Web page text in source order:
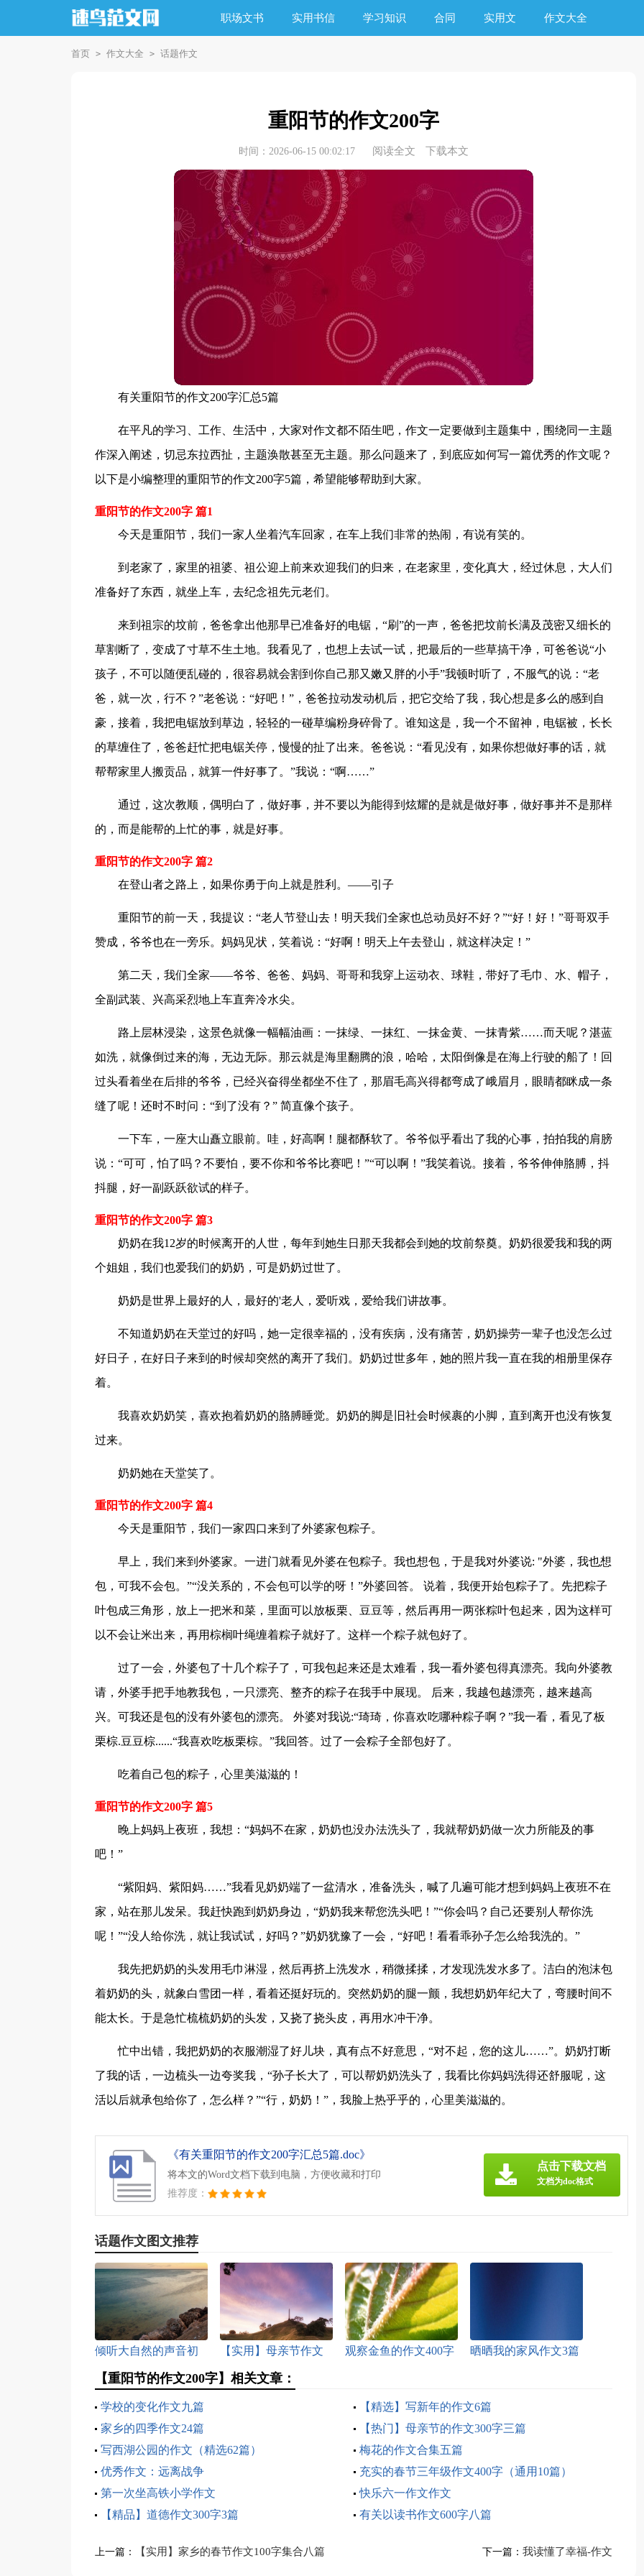
职场文书 实用书信 学习知识 合同 实用文 作文大全
首页 > 作文大全 > 话题作文
重阳节的作文200字
时间：2026-06-15 00:02:17 阅读全文 下载本文
有关重阳节的作文200字汇总5篇
在平凡的学习、工作、生活中，大家对作文都不陌生吧，作文一定要做到主题集中，围绕同一主题
作深入阐述，切忌东拉西扯，主题涣散甚至无主题。那么问题来了，到底应如何写一篇优秀的作文呢？
以下是小编整理的重阳节的作文200字5篇，希望能够帮助到大家。
重阳节的作文200字 篇1
今天是重阳节，我们一家人坐着汽车回家，在车上我们非常的热闹，有说有笑的。
到老家了，家里的祖婆、祖公迎上前来欢迎我们的归来，在老家里，变化真大，经过休息，大人们
准备好了东西，就坐上车，去纪念祖先元老们。
来到祖宗的坟前，爸爸拿出他那早已准备好的电锯，“刷”的一声，爸爸把坟前长满及茂密又细长的
草割断了，变成了寸草不生土地。我看见了，也想上去试一试，把最后的一些草搞干净，可爸爸说“小
孩子，不可以随便乱碰的，很容易就会割到你自己那又嫩又胖的小手”我顿时听了，不服气的说：“老
爸，就一次，行不？”老爸说：“好吧！”，爸爸拉动发动机后，把它交给了我，我心想是多么的感到自
豪，接着，我把电锯放到草边，轻轻的一碰草编粉身碎骨了。谁知这是，我一个不留神，电锯被，长长
的草缠住了，爸爸赶忙把电锯关停，慢慢的扯了出来。爸爸说：“看见没有，如果你想做好事的话，就
帮帮家里人搬贡品，就算一件好事了。”我说：“啊……”
通过，这次教顺，偶明白了，做好事，并不要以为能得到炫耀的是就是做好事，做好事并不是那样
的，而是能帮的上忙的事，就是好事。
重阳节的作文200字 篇2
在登山者之路上，如果你勇于向上就是胜利。——引子
重阳节的前一天，我提议：“老人节登山去！明天我们全家也总动员好不好？”“好！好！”哥哥双手
赞成，爷爷也在一旁乐。妈妈见状，笑着说：“好啊！明天上午去登山，就这样决定！”
第二天，我们全家——爷爷、爸爸、妈妈、哥哥和我穿上运动衣、球鞋，带好了毛巾、水、帽子，
全副武装、兴高采烈地上车直奔冷水尖。
路上层林浸染，这景色就像一幅幅油画：一抹绿、一抹红、一抹金黄、一抹青紫……而天呢？湛蓝
如洗，就像倒过来的海，无边无际。那云就是海里翻腾的浪，哈哈，太阳倒像是在海上行驶的船了！回
过头看着坐在后排的爷爷，已经兴奋得坐都坐不住了，那眉毛高兴得都弯成了峨眉月，眼睛都眯成一条
缝了呢！还时不时问：“到了没有？” 简直像个孩子。
一下车，一座大山矗立眼前。哇，好高啊！腿都酥软了。爷爷似乎看出了我的心事，拍拍我的肩膀
说：“可可，怕了吗？不要怕，要不你和爷爷比赛吧！”“可以啊！”我笑着说。接着，爷爷伸伸胳膊，抖
抖腿，好一副跃跃欲试的样子。
重阳节的作文200字 篇3
奶奶在我12岁的时候离开的人世，每年到她生日那天我都会到她的坟前祭奠。奶奶很爱我和我的两
个姐姐，我们也爱我们的奶奶，可是奶奶过世了。
奶奶是世界上最好的人，最好的'老人，爱听戏，爱给我们讲故事。
不知道奶奶在天堂过的好吗，她一定很幸福的，没有疾病，没有痛苦，奶奶操劳一辈子也没怎么过
好日子，在好日子来到的时候却突然的离开了我们。奶奶过世多年，她的照片我一直在我的相册里保存
着。
我喜欢奶奶笑，喜欢抱着奶奶的胳膊睡觉。奶奶的脚是旧社会时候裹的小脚，直到离开也没有恢复
过来。
奶奶她在天堂笑了。
重阳节的作文200字 篇4
今天是重阳节，我们一家四口来到了外婆家包粽子。
早上，我们来到外婆家。一进门就看见外婆在包粽子。我也想包，于是我对外婆说: "外婆，我也想
包，可我不会包。”“没关系的，不会包可以学的呀！”外婆回答。 说着，我便开始包粽子了。先把粽子
叶包成三角形，放上一把米和菜，里面可以放板栗、豆豆等，然后再用一两张粽叶包起来，因为这样可
以不会让米出来，再用棕榈叶绳缠着粽子就好了。这样一个粽子就包好了。
过了一会，外婆包了十几个粽子了，可我包起来还是太难看，我一看外婆包得真漂亮。我向外婆教
请，外婆手把手地教我包，一只漂亮、整齐的粽子在我手中展现。 后来，我越包越漂亮，越来越高
兴。可我还是包的没有外婆包的漂亮。 外婆对我说:“琦琦，你喜欢吃哪种粽子啊？”我一看，看见了板
栗棕.豆豆棕......“我喜欢吃板栗棕。”我回答。过了一会粽子全部包好了。
吃着自己包的粽子，心里美滋滋的！
重阳节的作文200字 篇5
晚上妈妈上夜班，我想：“妈妈不在家，奶奶也没办法洗头了，我就帮奶奶做一次力所能及的事
吧！”
“紫阳妈、紫阳妈……”我看见奶奶端了一盆清水，准备洗头，喊了几遍可能才想到妈妈上夜班不在
家，站在那儿发呆。我赶快跑到奶奶身边，“奶奶我来帮您洗头吧！”“你会吗？自己还要别人帮你洗
呢！”“没人给你洗，就让我试试，好吗？”奶奶犹豫了一会，“好吧！看看乖孙子怎么给我洗的。”
我先把奶奶的头发用毛巾淋湿，然后再挤上洗发水，稍微揉揉，才发现洗发水多了。洁白的泡沫包
着奶奶的头，就象白雪团一样，看着还挺好玩的。突然奶奶的腿一颤，我想奶奶年纪大了，弯腰时间不
能太长。于是急忙梳梳奶奶的头发，又挠了挠头皮，再用水冲干净。
忙中出错，我把奶奶的衣服潮湿了好儿块，真有点不好意思，“对不起，您的这儿……”。奶奶打断
了我的话，一边梳头一边夸奖我，“孙子长大了，可以帮奶奶洗头了，我看比你妈妈洗得还舒服呢，这
活以后就承包给你了，怎么样？”“行，奶奶！”，我脸上热乎乎的，心里美滋滋的。
《有关重阳节的作文200字汇总5篇.doc》
将本文的Word文档下载到电脑，方便收藏和打印
推荐度：
点击下载文档
文档为doc格式
话题作文图文推荐
倾听大自然的声音初
二作文
【实用】母亲节作文
400字汇编九篇
观察金鱼的作文400字
晒晒我的家风作文3篇
【重阳节的作文200字】相关文章：
学校的变化作文九篇
【精选】写新年的作文6篇
家乡的四季作文24篇
【热门】母亲节的作文300字三篇
写西湖公园的作文（精选62篇）
梅花的作文合集五篇
优秀作文：远离战争
充实的春节三年级作文400字（通用10篇）
第一次坐高铁小学作文
快乐六一作文作文
【精品】道德作文300字3篇
有关以读书作文600字八篇
上一篇： 【实用】家乡的春节作文100字集合八篇 下一篇： 我读懂了幸福-作文